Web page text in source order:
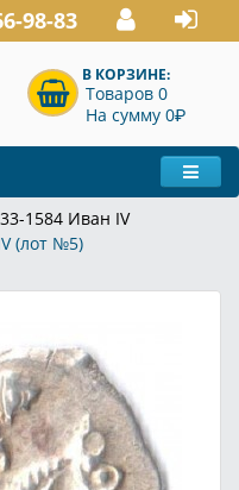
98-83
В КОРЗИНЕ:
Товаров 0
На сумму 0P
1584 Иван IV
(лот №5)